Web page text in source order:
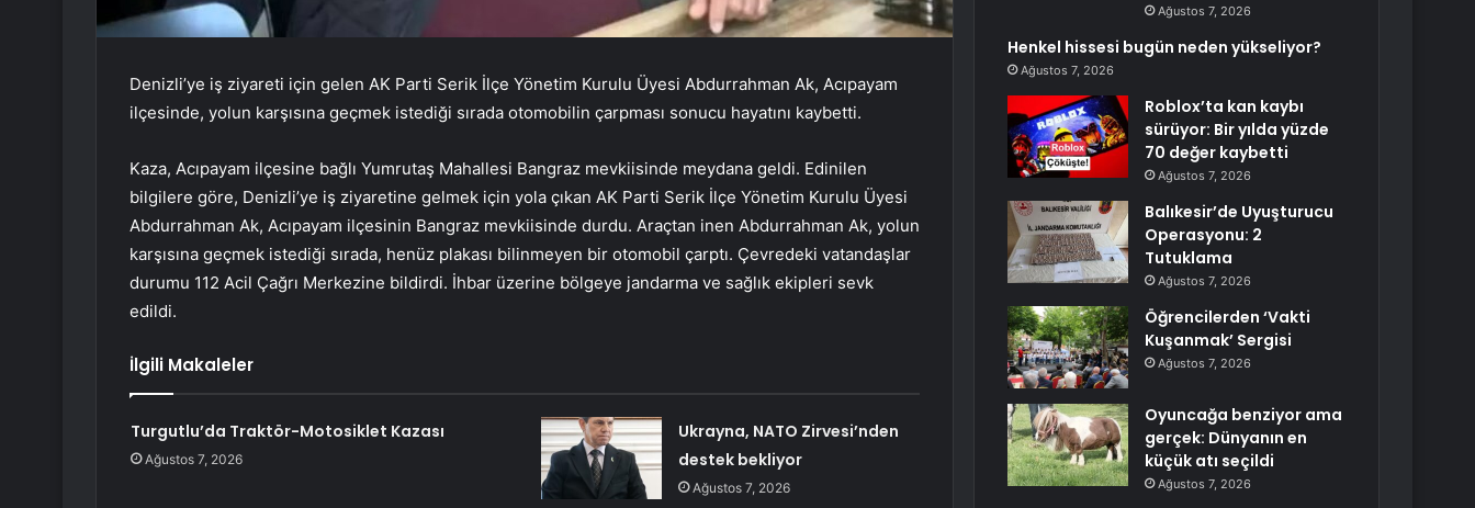
Denizli’ye iş ziyareti için gelen AK Parti Serik İlçe Yönetim Kurulu Üyesi Abdurrahman Ak, Acıpayam
ilçesinde, yolun karşısına geçmek istediği sırada otomobilin çarpması sonucu hayatını kaybetti.
Kaza, Acıpayam ilçesine bağlı Yumrutaş Mahallesi Bangraz mevkiisinde meydana geldi. Edinilen
bilgilere göre, Denizli’ye iş ziyaretine gelmek için yola çıkan AK Parti Serik İlçe Yönetim Kurulu Üyesi
Abdurrahman Ak, Acıpayam ilçesinin Bangraz mevkiisinde durdu. Araçtan inen Abdurrahman Ak, yolun
karşısına geçmek istediği sırada, henüz plakası bilinmeyen bir otomobil çarptı. Çevredeki vatandaşlar
durumu 112 Acil Çağrı Merkezine bildirdi. İhbar üzerine bölgeye jandarma ve sağlık ekipleri sevk
edildi.
İlgili Makaleler
Turgutlu’da Traktör-Motosiklet Kazası
Ağustos 7, 2026
Ukrayna, NATO Zirvesi’nden
destek bekliyor
Ağustos 7, 2026
Ağustos 7, 2026
Henkel hissesi bugün neden yükseliyor?
Ağustos 7, 2026
Roblox’ta kan kaybı
sürüyor: Bir yılda yüzde
70 değer kaybetti
Ağustos 7, 2026
Balıkesir’de Uyuşturucu
Operasyonu: 2
Tutuklama
Ağustos 7, 2026
Öğrencilerden ‘Vakti
Kuşanmak’ Sergisi
Ağustos 7, 2026
Oyuncağa benziyor ama
gerçek: Dünyanın en
küçük atı seçildi
Ağustos 7, 2026